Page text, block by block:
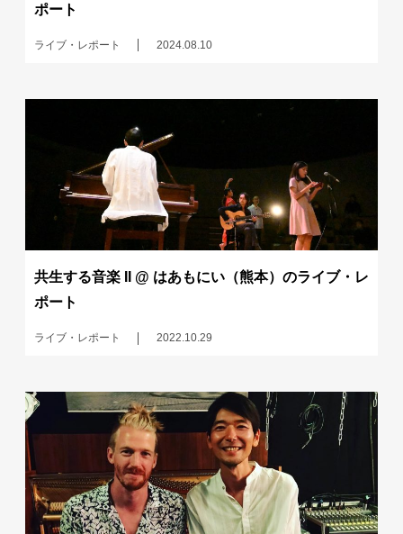
ポート
ライブ・レポート 2024.08.10
共生する音楽 II @ はあもにい（熊本）のライブ・レ
ポート
ライブ・レポート 2022.10.29